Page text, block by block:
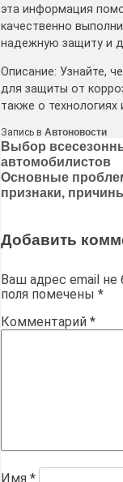
эта информация
качественно
надежную защиту и
Описание: Узнайте,
для защиты от
также о технологиях
Запись в Автоновости
Навигация
по
записям
Выбор
автомобилистов
Основные
признаки,
Добавить
Ваш адрес email не
поля помечены *
Комментарий *
Имя *